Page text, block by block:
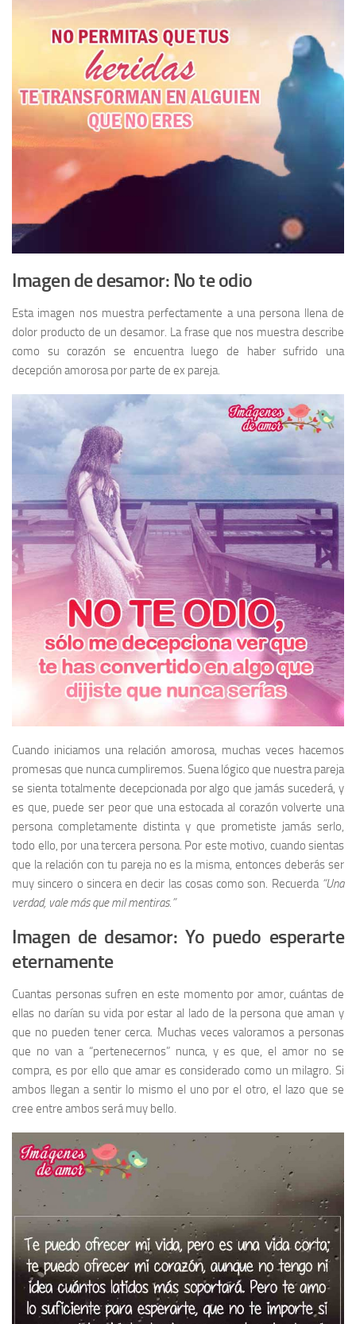
Imagen de desamor: No te odio
Esta imagen nos muestra perfectamente a una persona llena de
dolor producto de un desamor. La frase que nos muestra describe
como su corazón se encuentra luego de haber sufrido una
decepción amorosa por parte de ex pareja.
Cuando iniciamos una relación amorosa, muchas veces hacemos
promesas que nunca cumpliremos. Suena lógico que nuestra pareja
se sienta totalmente decepcionada por algo que jamás sucederá, y
es que, puede ser peor que una estocada al corazón volverte una
persona completamente distinta y que prometiste jamás serlo,
todo ello, por una tercera persona. Por este motivo, cuando sientas
que la relación con tu pareja no es la misma, entonces deberás ser
muy sincero o sincera en decir las cosas como son. Recuerda “Una
verdad, vale más que mil mentiras.”
Imagen de desamor: Yo puedo esperarte
eternamente
Cuantas personas sufren en este momento por amor, cuántas de
ellas no darían su vida por estar al lado de la persona que aman y
que no pueden tener cerca. Muchas veces valoramos a personas
que no van a “pertenecernos” nunca, y es que, el amor no se
compra, es por ello que amar es considerado como un milagro. Si
ambos llegan a sentir lo mismo el uno por el otro, el lazo que se
cree entre ambos será muy bello.